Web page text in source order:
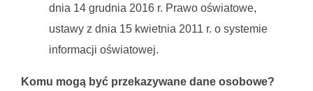
dnia 14 grudnia 2016 r. Prawo oświatowe,
ustawy z dnia 15 kwietnia 2011 r. o systemie
informacji oświatowej.
Komu mogą być przekazywane dane osobowe?